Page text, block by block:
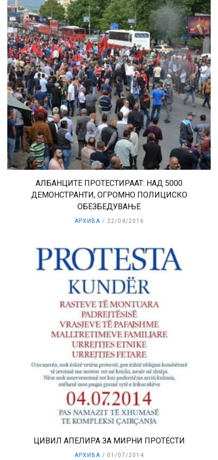
АЛБАНЦИТЕ ПРОТЕСТИРААТ: НАД 5000
ДЕМОНСТРАНТИ, ОГРОМНО ПОЛИЦИСКО
ОБЕЗБЕДУВАЊЕ
АРХИВА 22/04/2016
ЦИВИЛ АПЕЛИРА ЗА МИРНИ ПРОТЕСТИ
АРХИВА 01/07/2014